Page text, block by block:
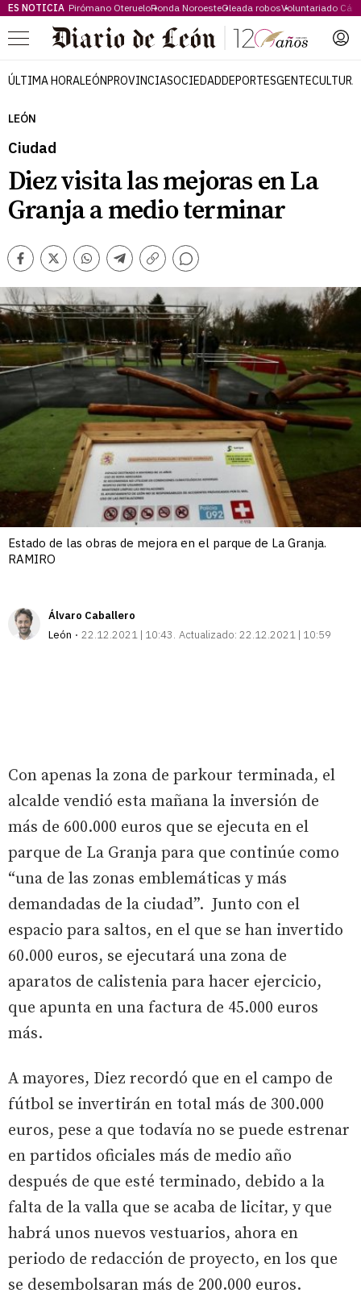
ES NOTICIA Pirómano OterueloRonda NoroesteOleada robosVoluntariado
Menú
ÚLTIMA HORALEÓNPROVINCIASOCIEDADDEPORTESGENTECULTURA
LEÓN
Ciudad
Diez visita las mejoras en La
Granja a medio terminar
Facebook
TwitterWhatsappTelegram
Copiar
Comentarios
Estado de las obras de mejora en el parque de La Granja.
RAMIRO
Álvaro Caballero
León
22.12.2021 | 10:43 Actualizado: 22.12.2021 | 10:59
Con apenas la zona de parkour terminada, el
alcalde vendió esta mañana la inversión de
más de 600.000 euros que se ejecuta en el
parque de La Granja para que continúe como
“una de las zonas emblemáticas y más
demandadas de la ciudad”. Junto con el
espacio para saltos, en el que se han invertido
60.000 euros, se ejecutará una zona de
aparatos de calistenia para hacer ejercicio,
que apunta en una factura de 45.000 euros
más.
A mayores, Diez recordó que en el campo de
fútbol se invertirán en total más de 300.000
euros, pese a que todavía no se puede estrenar
en partidos oficiales más de medio año
después de que esté terminado, debido a la
falta de la valla que se acaba de licitar, y que
habrá unos nuevos vestuarios, ahora en
periodo de redacción de proyecto, en los que
se desembolsaran más de 200.000 euros.